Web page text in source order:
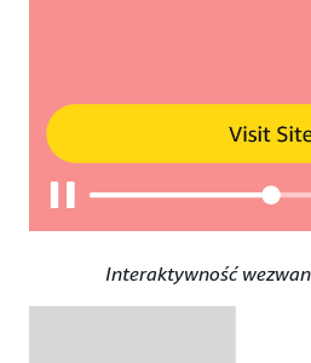
Interaktywność